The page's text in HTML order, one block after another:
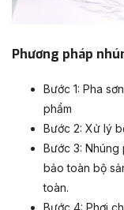
Phương pháp
Bước 1: Pha
phẩm
Bước 2: Xử lý
Bước 3: Nhúng
bảo toàn bộ
toàn.
Bước 4: Phơi